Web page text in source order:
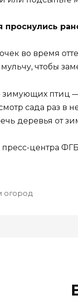
проснулись
во время
чтобы
зимующих птиц
сада раз в
деревья от
центра
огород